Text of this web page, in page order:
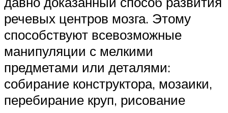
речевых центров мозга. Этому
способствуют всевозможные
манипуляции с мелкими
предметами или деталями:
собирание конструктора, мозаики,
перебирание круп, рисование